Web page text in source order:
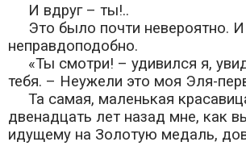
И вдруг – ты!..
Это было почти невероятно. И
неправдоподобно.
«Ты смотри! – удивился я,
тебя. – Неужели это моя Эля-
Та самая, маленькая
двенадцать лет назад мне, как
идущему на Золотую медаль,